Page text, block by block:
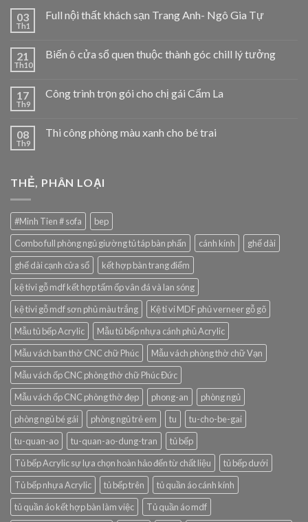
03
Th1
Full nội thất khách sạn Trang Anh- Ngô Gia Tự
21
Th10
Biến ô cửa sổ quen thuộc thành góc chill lý tưởng
17
Th9
Công trình trọn gói cho chị gái Cẩm La
08
Th9
Thi công phòng màu xanh cho bé trai
THẺ, PHÂN LOẠI
#Minh Tien # sofa
bep
Combo full phòng ngủ giường tủ táp bàn phấn
cánh kính
ghế dài
ghế dài cạnh cửa sổ
kết hợp bàn trang điểm
kệ tivi gỗ mdf kết hợp tấm ốp vân đá và lan sóng
kệ tivi gỗ mdf sơn phủ màu trắng
Kệ ti vi MDF phủ verneer gỗ gõ
Mẫu tủ bếp Acrylic
Mẫu tủ bếp nhựa cánh phủ Acrylic
Mẫu vách ban thờ CNC chữ Phúc
Mẫu vách phòng thờ chữ Vạn
Mẫu vách ốp CNC phòng thờ chữ Phúc Đức
Mẫu vách ốp CNC phòng thờ đẹp
phong-an
phòng ngủ
phòng ngủ bé gái
phòng ngủ trẻ em tu
tu-cho-be-gai
tu-quan-ao
tu-quan-ao-dung-tran
tủ bếp
Tủ bếp Acrylic sự lựa chọn hoàn hảo đến từ chất liệu
tủ bếp dưới
Tủ bếp nhựa Acrylic
tủ bếp trên
tủ quần áo cánh kính
tủ quần áo kết hợp bàn làm việc
Tủ quần áo mdf